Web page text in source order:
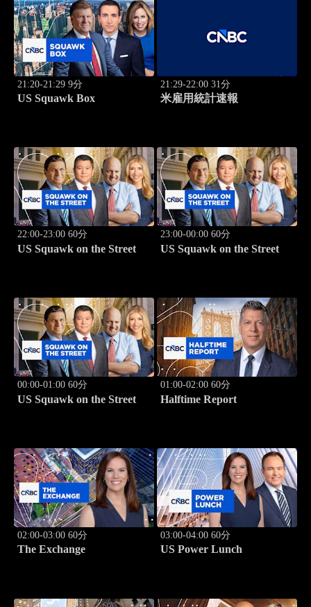
21:20-21:29 9分
US Squawk Box
21:29-22:00 31分
米雇用統計速報
22:00-23:00 60分
US Squawk on the Street
23:00-00:00 60分
US Squawk on the Street
00:00-01:00 60分
US Squawk on the Street
01:00-02:00 60分
Halftime Report
02:00-03:00 60分
The Exchange
03:00-04:00 60分
US Power Lunch